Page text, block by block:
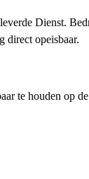
Dienst.
direct opeisbaar.
te houden op